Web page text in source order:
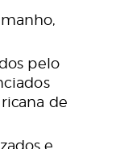
pelo
de
e